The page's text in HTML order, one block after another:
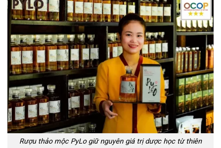
Rượu thảo mộc PyLo giữ nguyên giá trị dược học từ thiên